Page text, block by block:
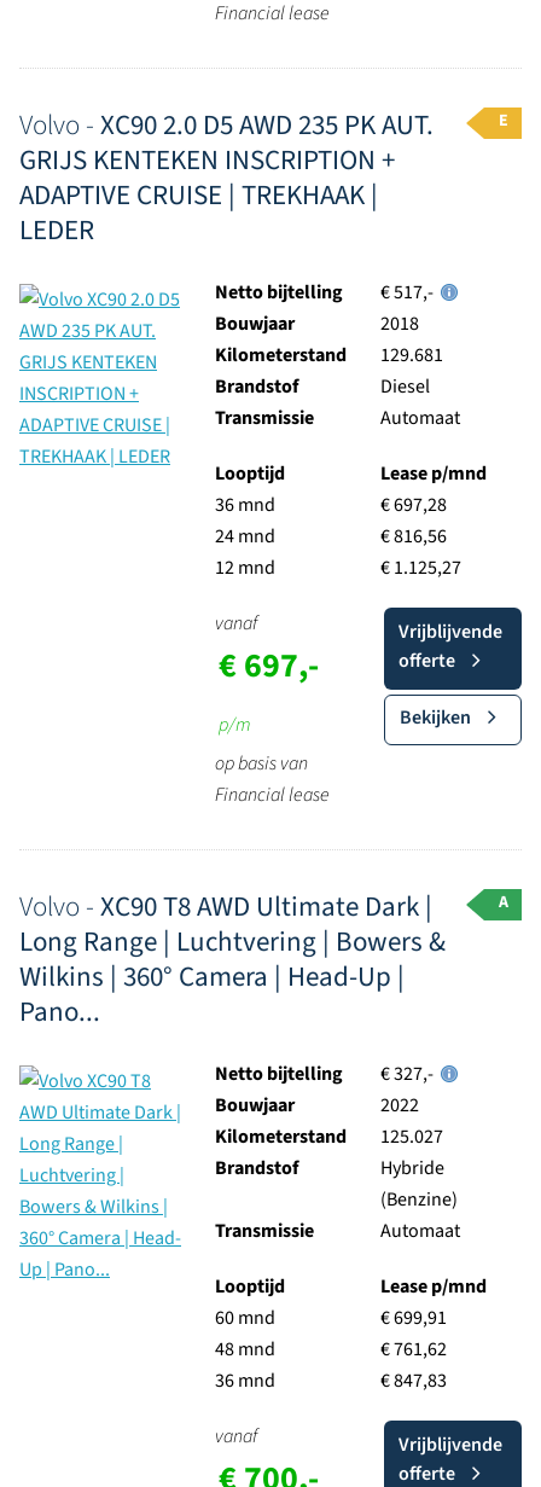
Financial lease
Volvo -XC90 2.0 D5 AWD 235 PK AUT.
GRIJS KENTEKEN INSCRIPTION +
ADAPTIVE CRUISE | TREKHAAK |
LEDER
E
Netto bijtelling
€ 517,-
Bouwjaar
2018
Kilometerstand
129.681
Brandstof
Diesel
Transmissie
Automaat
Looptijd
36 mnd
24 mnd
12 mnd
Lease p/mnd
€ 697,28
€ 816,56
€ 1.125,27
vanaf
€ 697,-
p/m
op basis van
Financial lease
Vrijblijvende
offerte
Bekijken
Volvo -XC90 T8 AWD Ultimate Dark |
Long Range | Luchtvering | Bowers &
Wilkins | 360° Camera | Head-Up |
Pano...
A
Netto bijtelling
€ 327,-
Bouwjaar
2022
Kilometerstand
125.027
Brandstof
Hybride
(Benzine)
Transmissie
Automaat
Looptijd
60 mnd
48 mnd
36 mnd
Lease p/mnd
€ 699,91
€ 761,62
€ 847,83
vanaf
Vrijblijvende
offerte